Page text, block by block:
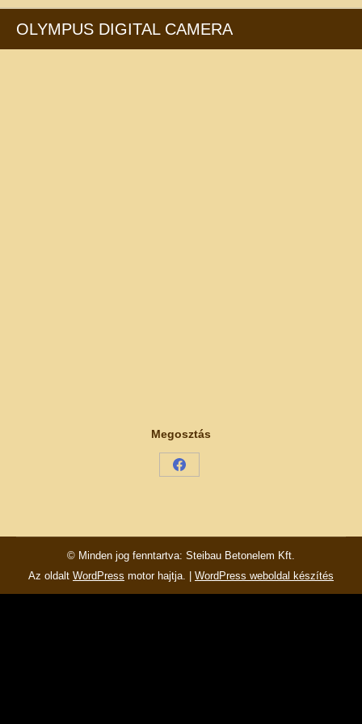
OLYMPUS DIGITAL CAMERA
Megosztás
Share
© Minden jog fenntartva: Steibau Betonelem Kft.
Az oldalt WordPress motor hajtja. | WordPress weboldal készítés